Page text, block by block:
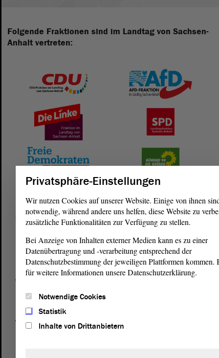
Folgende Fraktionen sind im Landtag von Sachsen-
Anhalt vertreten:
Postanschrift
Domplatz 6–9
39104 Magdeburg
Wegbeschreibung
Auf Google Maps
Telefon und Fax
Privatsphäre-Einstellungen
Wir nutzen Cookies auf unserer Website. Einige von ihnen
notwendig, während andere uns helfen, diese Website zu
zusätzliche Funktionalitäten zur Verfügung zu stellen.
Bei Anzeige von Inhalten externer Medien kann es zu einer
Datenübertragung und -verarbeitung entsprechend der
Datenschutzbestimmung der jeweiligen Plattformen kommen.
für weitere Informationen unsere Datenschutzerklärung.
Notwendige Cookies
Statistik
Inhalte von Drittanbietern